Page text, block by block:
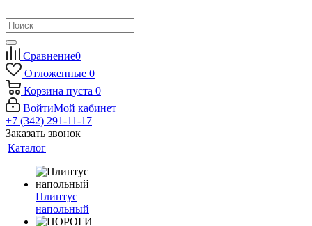
Сравнение0
Отложенные 0
Корзина пуста 0
ВойтиМой кабинет
+7 (342) 291-11-17
Заказать звонок
Каталог
Плинтус
напольный